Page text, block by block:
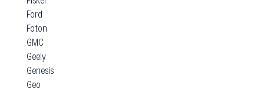
Ford
Foton
GMC
Geely
Genesis
Geo